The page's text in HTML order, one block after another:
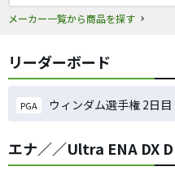
メーカー一覧から商品を探す
リーダーボード
PGA ウィンダム選手権 2日目
エナ／／Ultra ENA DX